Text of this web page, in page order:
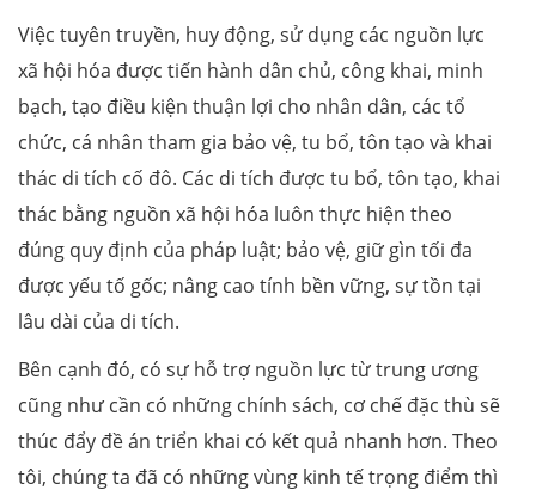
Việc tuyên truyền, huy động, sử dụng các nguồn lực
xã hội hóa được tiến hành dân chủ, công khai, minh
bạch, tạo điều kiện thuận lợi cho nhân dân, các tổ
chức, cá nhân tham gia bảo vệ, tu bổ, tôn tạo và khai
thác di tích cố đô. Các di tích được tu bổ, tôn tạo, khai
thác bằng nguồn xã hội hóa luôn thực hiện theo
đúng quy định của pháp luật; bảo vệ, giữ gìn tối đa
được yếu tố gốc; nâng cao tính bền vững, sự tồn tại
lâu dài của di tích.
Bên cạnh đó, có sự hỗ trợ nguồn lực từ trung ương
cũng như cần có những chính sách, cơ chế đặc thù sẽ
thúc đẩy đề án triển khai có kết quả nhanh hơn. Theo
tôi, chúng ta đã có những vùng kinh tế trọng điểm thì